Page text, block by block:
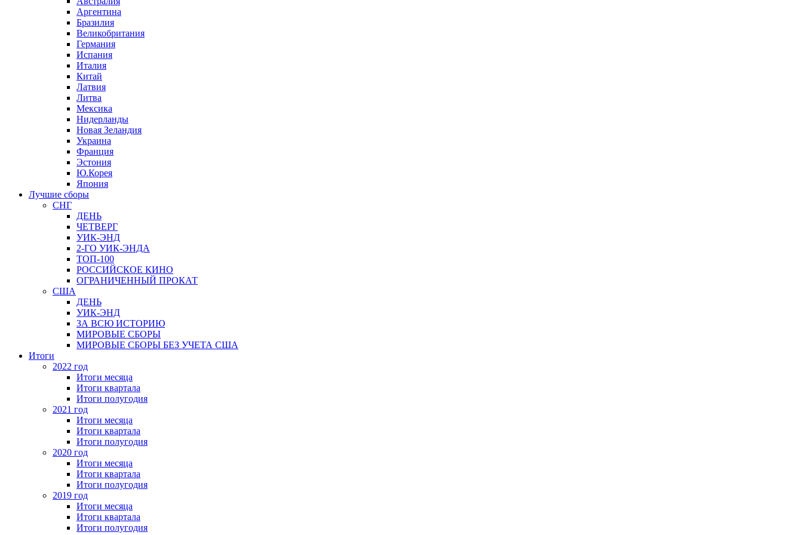
Аргентина
Бразилия
Великобритания
Германия
Испания
Италия
Китай
Латвия
Литва
Мексика
Нидерланды
Новая Зеландия
Украина
Франция
Эстония
Ю.Корея
Япония
Лучшие сборы
СНГ
ДЕНЬ
ЧЕТВЕРГ
УИК-ЭНД
2-ГО УИК-ЭНДА
ТОП-100
РОССИЙСКОЕ КИНО
ОГРАНИЧЕННЫЙ ПРОКАТ
США
ДЕНЬ
УИК-ЭНД
ЗА ВСЮ ИСТОРИЮ
МИРОВЫЕ СБОРЫ
МИРОВЫЕ СБОРЫ БЕЗ УЧЕТА США
Итоги
2022 год
Итоги месяца
Итоги квартала
Итоги полугодия
2021 год
Итоги месяца
Итоги квартала
Итоги полугодия
2020 год
Итоги месяца
Итоги квартала
Итоги полугодия
2019 год
Итоги месяца
Итоги квартала
Итоги полугодия